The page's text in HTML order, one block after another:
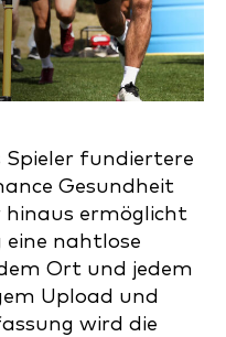
Spieler fundiertere
Gesundheit
ermöglicht
eine nahtlose
Ort und jedem
Upload und
wird die